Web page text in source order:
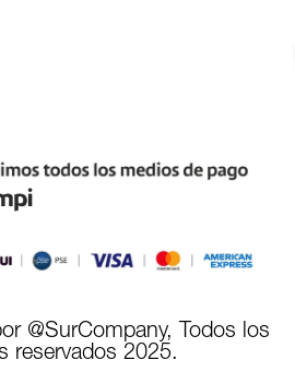
@SurCompany, Todos los
reservados 2025.